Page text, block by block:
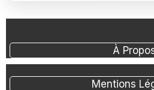
À
Mentions